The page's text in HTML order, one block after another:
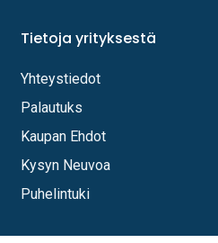
Tietoja yrityksestä
Yhteystiedot
Palautuks
Kaupan Ehdot
Kysyn Neuvoa
Puhelintuki